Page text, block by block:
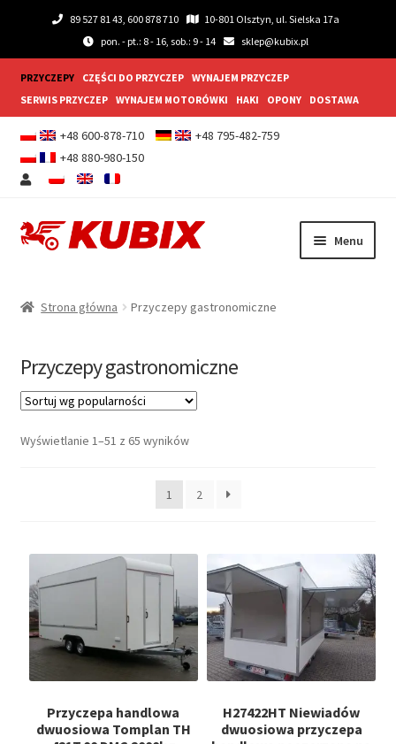
89 527 81 43, 600 878 710
10-801 Olsztyn, ul. Sielska 17a
pon. - pt.: 8 - 16, sob.: 9 - 14
sklep@kubix.pl
PRZYCZEPY CZĘŚCI DO PRZYCZEP
WYNAJEM PRZYCZEP
SERWIS PRZYCZEP
WYNAJEM MOTORÓWKI HAKI OPONY DOSTAWA
+48 600-878-710
+48 795-482-759
+48 880-980-150
Przejdź
Przejdź
Menu
Wyposażenie dodatkowe
Strona główna Przyczepy gastronomiczne
Przyczepy gastronomiczne
Wyświetlanie 1–51 z 65 wynikówPosortowane
1
2
Przyczepa handlowa
dwuosiowa Tomplan TH
H27422HT Niewiadów
dwuosiowa przyczepa